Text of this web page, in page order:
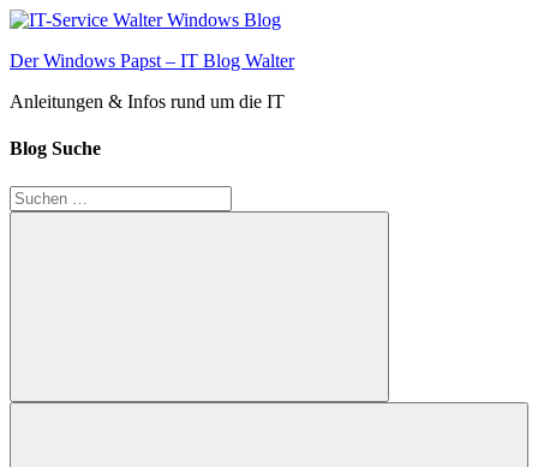
Zum
springen
Der Windows Papst – IT Blog Walter
Anleitungen & Infos rund um die IT
Blog Suche
Suchen
nach:
Suchen